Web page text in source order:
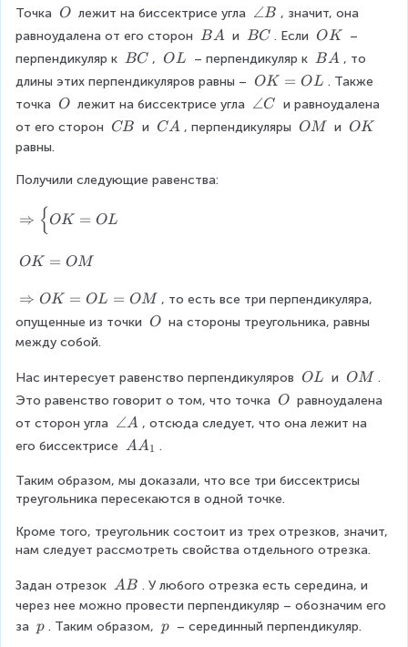
\f
r
a
c
{
}
2
+
\
a
n
gl
e
\f
r
a
c
{
C
}
{
2
c
i
c
Точка \
\
O лежит на биссектрисе угла \
a
g
l
e
B
∠B , значит, она
равноудалена от его сторон \
\
A
BA и \
\
B
C
BC . Если \
\
O
K
OK
–
перпендикуляр к \
\
C
BC , \
\
L
OL – перпендикуляр к \
\
A
BA , то
длины этих перпендикуляров равны – O
K
O
OK = OL . Также
точка \
\
O лежит на биссектрисе угла \
a
∠C и равноудалена
от его сторон \
B
CB и \
A
CA , перпендикуляры \
OM и \
OK
равны.
Получили следующие равенства:
\
i
g
t
a
r
o
w
e
i
n
{
c
s
}
⇒ {OK = OL
O
=
O
M
OK = OM
\
R
ig
ar
w
O
K
O
L
O
M
⇒ OK = OL = OM , то есть все три перпендикуляра,
опущенные из точки \
O на стороны треугольника, равны
между собой.
Нас интересует равенство перпендикуляров \
\
L
OL и \
\
M
OM .
Это равенство говорит о том, что точка \
\
O равноудалена
от сторон угла \
a
g
le
∠A , отсюда следует, что она лежит на
его биссектрисе A
_
1
AA1 .
Таким образом, мы доказали, что все три биссектрисы
треугольника пересекаются в одной точке.
Кроме того, треугольник состоит из трех отрезков, значит,
нам следует рассмотреть свойства отдельного отрезка.
Задан отрезок \
\
A
AB . У любого отрезка есть середина, и
через нее можно провести перпендикуляр – обозначим его
за \
p . Таким образом, \
p – серединный перпендикуляр.